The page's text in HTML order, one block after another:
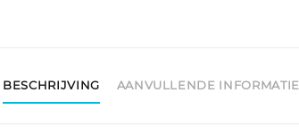
BESCHRIJVING AANVULLENDE INFORMATIE